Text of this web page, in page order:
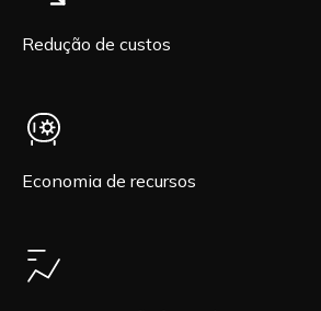
Redução de custos
Economia de recursos